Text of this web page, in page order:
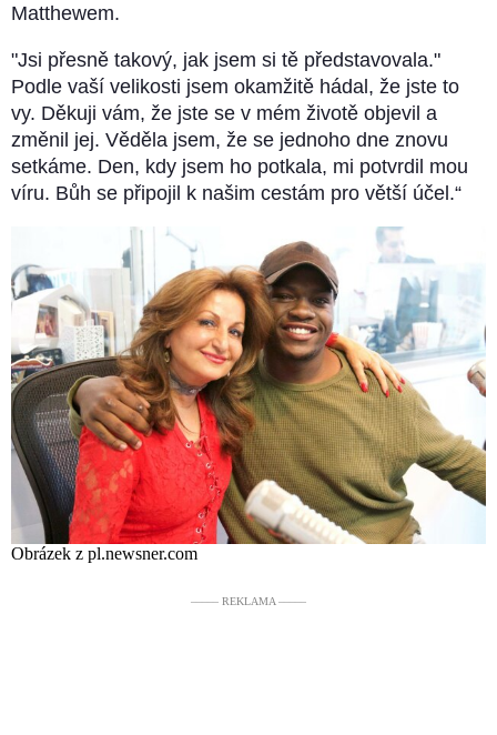
Matthewem.
"Jsi přesně takový, jak jsem si tě představovala."
Podle vaší velikosti jsem okamžitě hádal, že jste to
vy. Děkuji vám, že jste se v mém životě objevil a
změnil jej. Věděla jsem, že se jednoho dne znovu
setkáme. Den, kdy jsem ho potkala, mi potvrdil mou
víru. Bůh se připojil k našim cestám pro větší účel.“
Obrázek z pl.newsner.com
––––– REKLAMA –––––